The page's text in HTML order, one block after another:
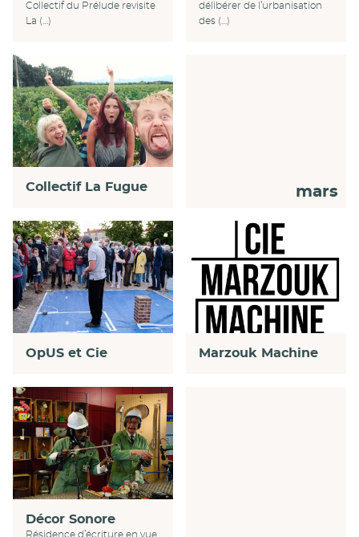
Collectif du Prélude revisite
La (…)
délibérer de l’urbanisation
des (…)
Collectif La Fugue mars
OpUS et Cie Marzouk Machine
Décor Sonore
Résidence d’écriture en vue